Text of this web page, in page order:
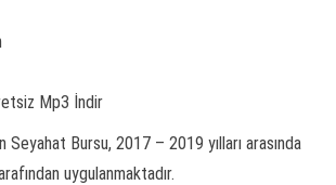
Mp3 İndir
Seyahat Bursu, 2017 – 2019 yılları arasında
uygulanmaktadır.